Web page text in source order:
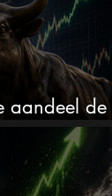
aandeel de
2026?